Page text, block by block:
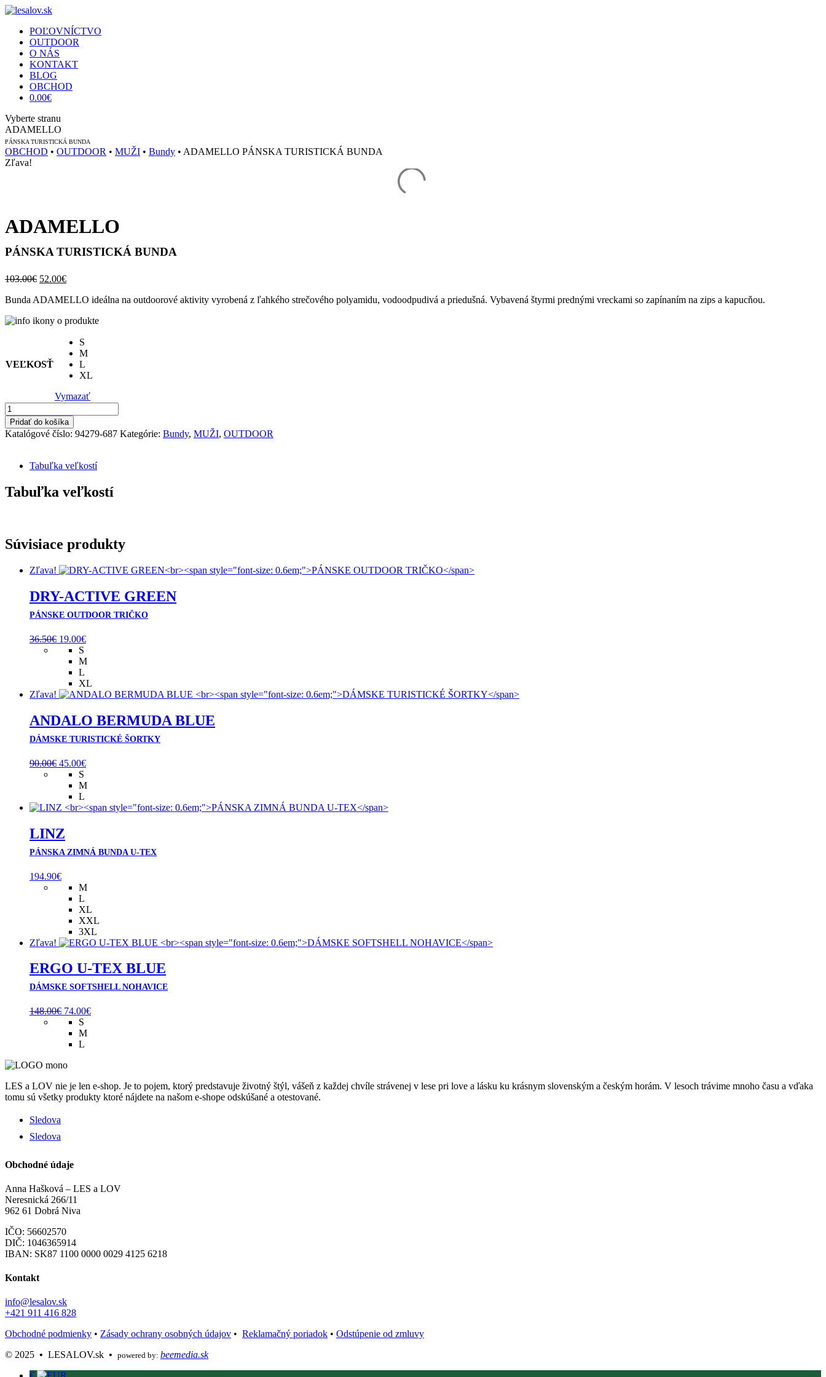
POĽOVNÍCTVO
OUTDOOR
O NÁS
KONTAKT
BLOG
OBCHOD
0.00€
Vyberte stranu
ADAMELLO
PÁNSKA TURISTICKÁ BUNDA
OBCHOD • OUTDOOR • MUŽI • Bundy • ADAMELLO PÁNSKA TURISTICKÁ BUNDA
Zľava!
ADAMELLO
PÁNSKA TURISTICKÁ BUNDA
103.00€ Pôvodná
bola:
52.00€Aktuálna
je:
Bunda ADAMELLO ideálna na outdoorové aktivity vyrobená z ľahkého strečového polyamidu, vodoodpudivá a priedušná. Vybavená štyrmi prednými vreckami so zapínaním na zips a kapucňou.
VEĽKOSŤ
S
M
L
XL
Vymazať
množstvo
ADAMELLO
PÁNSKA
TURISTICKÁ
Pridať do košíka
Katalógové číslo: 94279-687 Kategórie: Bundy, MUŽI, OUTDOOR
Tabuľka veľkostí
Tabuľka veľkostí
Súvisiace produkty
Zľava!
DRY-ACTIVE GREEN
PÁNSKE OUTDOOR TRIČKO
36.50€ Pôvodná
cena
bola:
36.50€.
19.00€Aktuálna
je:
S
M
L
XL
Zľava!
ANDALO BERMUDA BLUE
DÁMSKE TURISTICKÉ ŠORTKY
90.00€ Pôvodná
cena
bola:
90.00€.
45.00€Aktuálna
je:
S
M
L
LINZ
PÁNSKA ZIMNÁ BUNDA U-TEX
194.90€
M
L
XL
XXL
3XL
Zľava!
ERGO U-TEX BLUE
DÁMSKE SOFTSHELL NOHAVICE
148.00€ Pôvodná
cena
bola:
148.00€.
74.00€Aktuálna
S
M
L
LES a LOV nie je len e-shop. Je to pojem, ktorý predstavuje životný štýl, vášeň z každej chvíle strávenej v lese pri love a lásku ku krásnym slovenským a českým horám. V lesoch trávime mnoho času a vďaka
tomu sú všetky produkty ktoré nájdete na našom e-shope odskúšané a otestované.
Sledova
Sledova
Obchodné údaje
Anna Hašková – LES a LOV
Neresnická 266/11
962 61 Dobrá Niva
IČO: 56602570
DIČ: 1046365914
IBAN: SK87 1100 0000 0029 4125 6218
Kontakt
info@lesalov.sk
+421 911 416 828
Obchodné podmienky • Zásady ochrany osobných údajov • Reklamačný poriadok • Odstúpenie od zmluvy
©️ 2025 • LESALOV.sk • powered by: beemedia.sk